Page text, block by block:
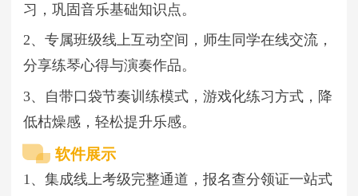
习，巩固音乐基础知识点。
2、专属班级线上互动空间，师生同学在线交流，
分享练琴心得与演奏作品。
3、自带口袋节奏训练模式，游戏化练习方式，降
低枯燥感，轻松提升乐感。
软件展示
1、集成线上考级完整通道，报名查分领证一站式